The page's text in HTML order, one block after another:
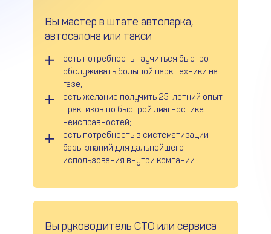
Вы мастер в штате автопарка,
автосалона или такси
есть потребность научиться быстро
обслуживать большой парк техники на
газе;
есть желание получить 25-летний опыт
практиков по быстрой диагностике
неисправностей;
есть потребность в систематизации
базы знаний для дальнейшего
использования внутри компании.
Вы руководитель СТО или сервиса